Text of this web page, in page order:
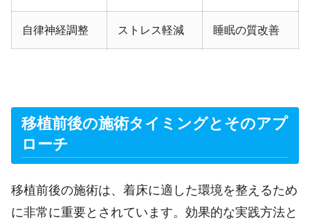
自律神経調整 ストレス軽減 睡眠の質改善
移植前後の施術タイミングとそのアプ
ローチ
移植前後の施術は、着床に適した環境を整えるため
に非常に重要とされています。効果的な実践方法と